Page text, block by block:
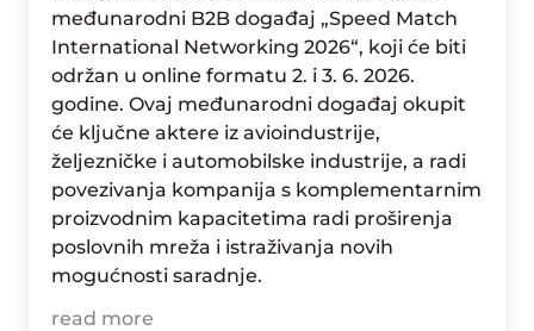
međunarodni B2B događaj „Speed Match
International Networking 2026“, koji će biti
održan u online formatu 2. i 3. 6. 2026.
godine. Ovaj međunarodni događaj okupit
će ključne aktere iz avioindustrije,
željezničke i automobilske industrije, a radi
povezivanja kompanija s komplementarnim
proizvodnim kapacitetima radi proširenja
poslovnih mreža i istraživanja novih
mogućnosti saradnje.
read more